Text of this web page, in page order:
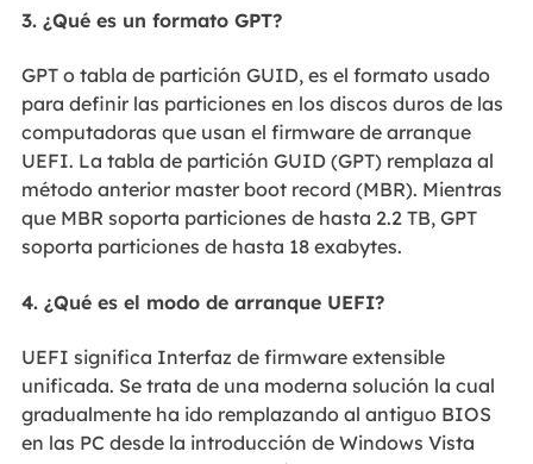
3. ¿Qué es un formato GPT?
GPT o tabla de partición GUID, es el formato usado
para definir las particiones en los discos duros de las
computadoras que usan el firmware de arranque
UEFI. La tabla de partición GUID (GPT) remplaza al
método anterior master boot record (MBR). Mientras
que MBR soporta particiones de hasta 2.2 TB, GPT
soporta particiones de hasta 18 exabytes.
4. ¿Qué es el modo de arranque UEFI?
UEFI significa Interfaz de firmware extensible
unificada. Se trata de una moderna solución la cual
gradualmente ha ido remplazando al antiguo BIOS
en las PC desde la introducción de Windows Vista